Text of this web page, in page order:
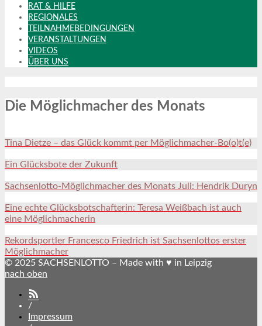
RAT & HILFE
REGIONALES
TEILNAHMEBEDINGUNGEN
VERANSTALTUNGEN
VIDEOS
ÜBER UNS
Die Möglichmacher des Monats
Tina Dietze – das Glück kommt per Möglichmacher-Bo(o)t(e)
Ein Glücksbote der Zukunft
Sachsenlotto-Möglichmacher des Monats Juli: Hendrik Duryn
Eine echte Glücksbotschafterin: Teresa Weißbach ist auch
eine Möglichmacherin
Rekordsportler Francesco Friedrich ist Sachsenlottos erster
Möglichmacher
© 2025 SACHSENLOTTO – Made with ♥ in Leipzig
nach oben
/
Impressum